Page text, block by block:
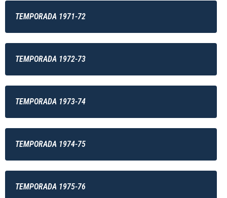
TEMPORADA 1971-72
TEMPORADA 1972-73
TEMPORADA 1973-74
TEMPORADA 1974-75
TEMPORADA 1975-76